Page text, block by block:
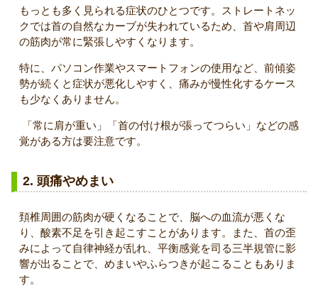
もっとも多く見られる症状のひとつです。ストレートネッ
クでは首の自然なカーブが失われているため、首や肩周辺
の筋肉が常に緊張しやすくなります。
特に、パソコン作業やスマートフォンの使用など、前傾姿
勢が続くと症状が悪化しやすく、痛みが慢性化するケース
も少なくありません。
「常に肩が重い」「首の付け根が張ってつらい」などの感
覚がある方は要注意です。
2. 頭痛やめまい
頚椎周囲の筋肉が硬くなることで、脳への血流が悪くな
り、酸素不足を引き起こすことがあります。また、首の歪
みによって自律神経が乱れ、平衡感覚を司る三半規管に影
響が出ることで、めまいやふらつきが起こることもありま
す。